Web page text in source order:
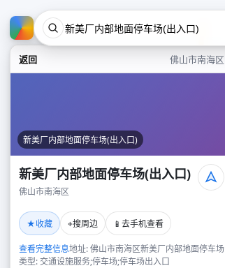
返回 佛山市南海区
新美厂内部地面停车场(出入口)
新美厂内部地面停车场(出入口)
佛山市南海区
★收藏 ⌖搜周边 📱 去手机查看
查看完整信息地址: 佛山市南海区新美厂内部地面停车场
类型: 交通设施服务;停车场;停车场出入口